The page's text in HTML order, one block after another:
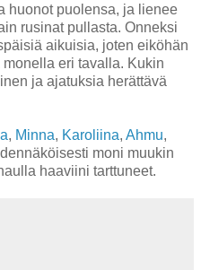
huonot puolensa, ja lienee
rusinat pullasta. Onneksi
aikuisia, joten eiköhän
eri tavalla. Kukin
ja ajatuksia herättävä
, Minna, Karoliina, Ahmu,
moni muukin
haaviini tarttuneet.